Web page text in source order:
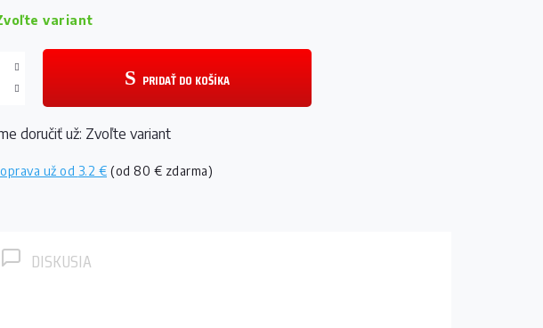
variant
už od 3.2 € (od 80 € zdarma)
PRIDAŤ DO KOŠÍKA
doručiť už: Zvoľte variant
DISKUSIA